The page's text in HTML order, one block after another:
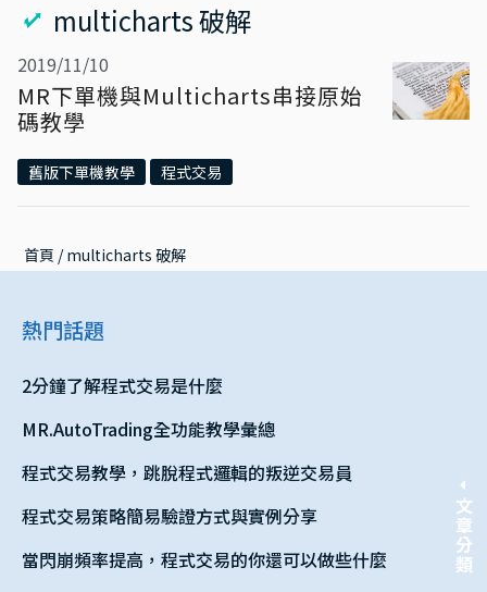
multicharts 破解
2019/11/10
MR下單機與Multicharts串接原始
碼教學
舊版下單機教學 程式交易
首頁 / multicharts 破解
熱門話題
2分鐘了解程式交易是什麼
MR.AutoTrading全功能教學彙總
程式交易教學，跳脫程式邏輯的叛逆交易員
程式交易策略簡易驗證方式與實例分享
當閃崩頻率提高，程式交易的你還可以做些什麼
文章分類